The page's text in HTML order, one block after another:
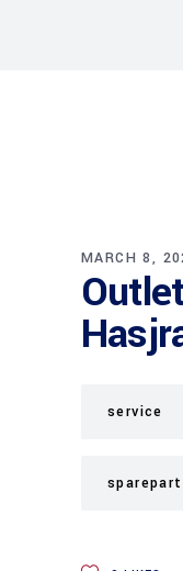
MARCH 8,
service
sparepart